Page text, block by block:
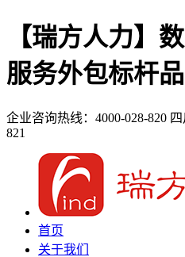
【瑞方人力】
服务外包标杆
企业咨询热线：4000-028-820
821
首页
关于我们